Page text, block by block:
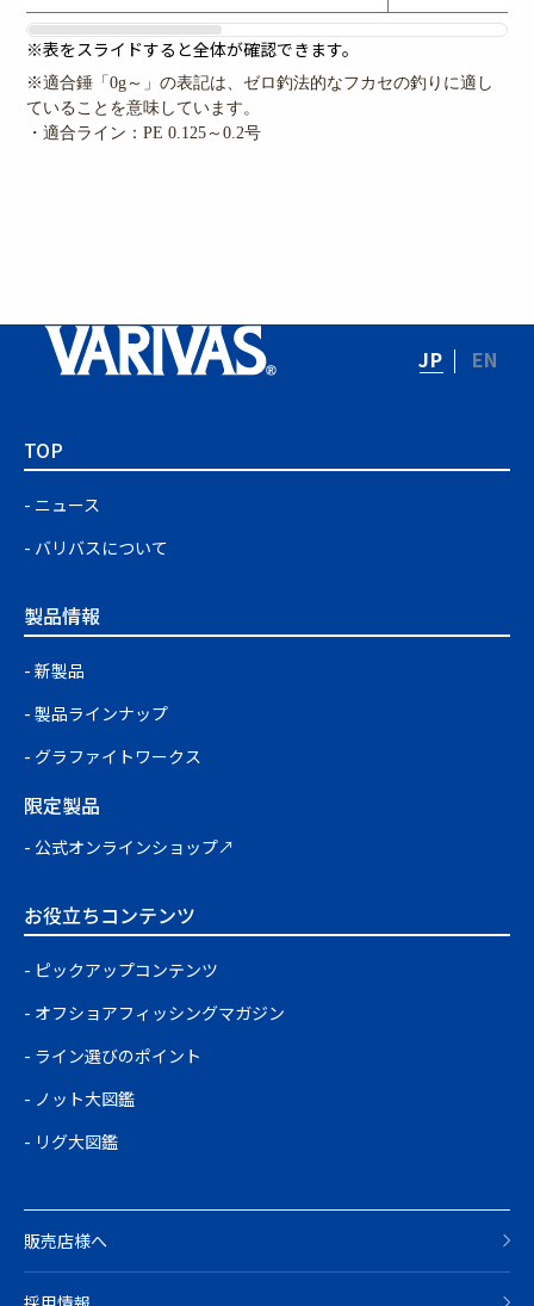
※表をスライドすると全体が確認できます。
※適合錘「0g～」の表記は、ゼロ釣法的なフカセの釣りに適し
ていることを意味しています。
・適合ライン：PE 0.125～0.2号
JP EN
TOP
ニュース
バリバスについて
製品情報
新製品
製品ラインナップ
グラファイトワークス
限定製品
公式オンラインショップ↗
お役立ちコンテンツ
ピックアップコンテンツ
オフショアフィッシングマガジン
ライン選びのポイント
ノット大図鑑
リグ大図鑑
販売店様へ